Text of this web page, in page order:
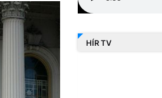
HÍR TV